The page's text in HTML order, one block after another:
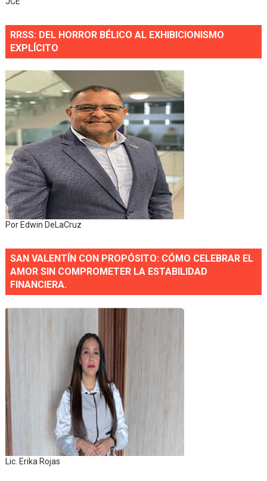
RRSS: DEL HORROR BÉLICO AL EXHIBICIONISMO
EXPLÍCITO
Por Edwin DeLaCruz
SAN VALENTÍN CON PROPÓSITO: CÓMO CELEBRAR EL
AMOR SIN COMPROMETER LA ESTABILIDAD
FINANCIERA.
Lic. Erika Rojas